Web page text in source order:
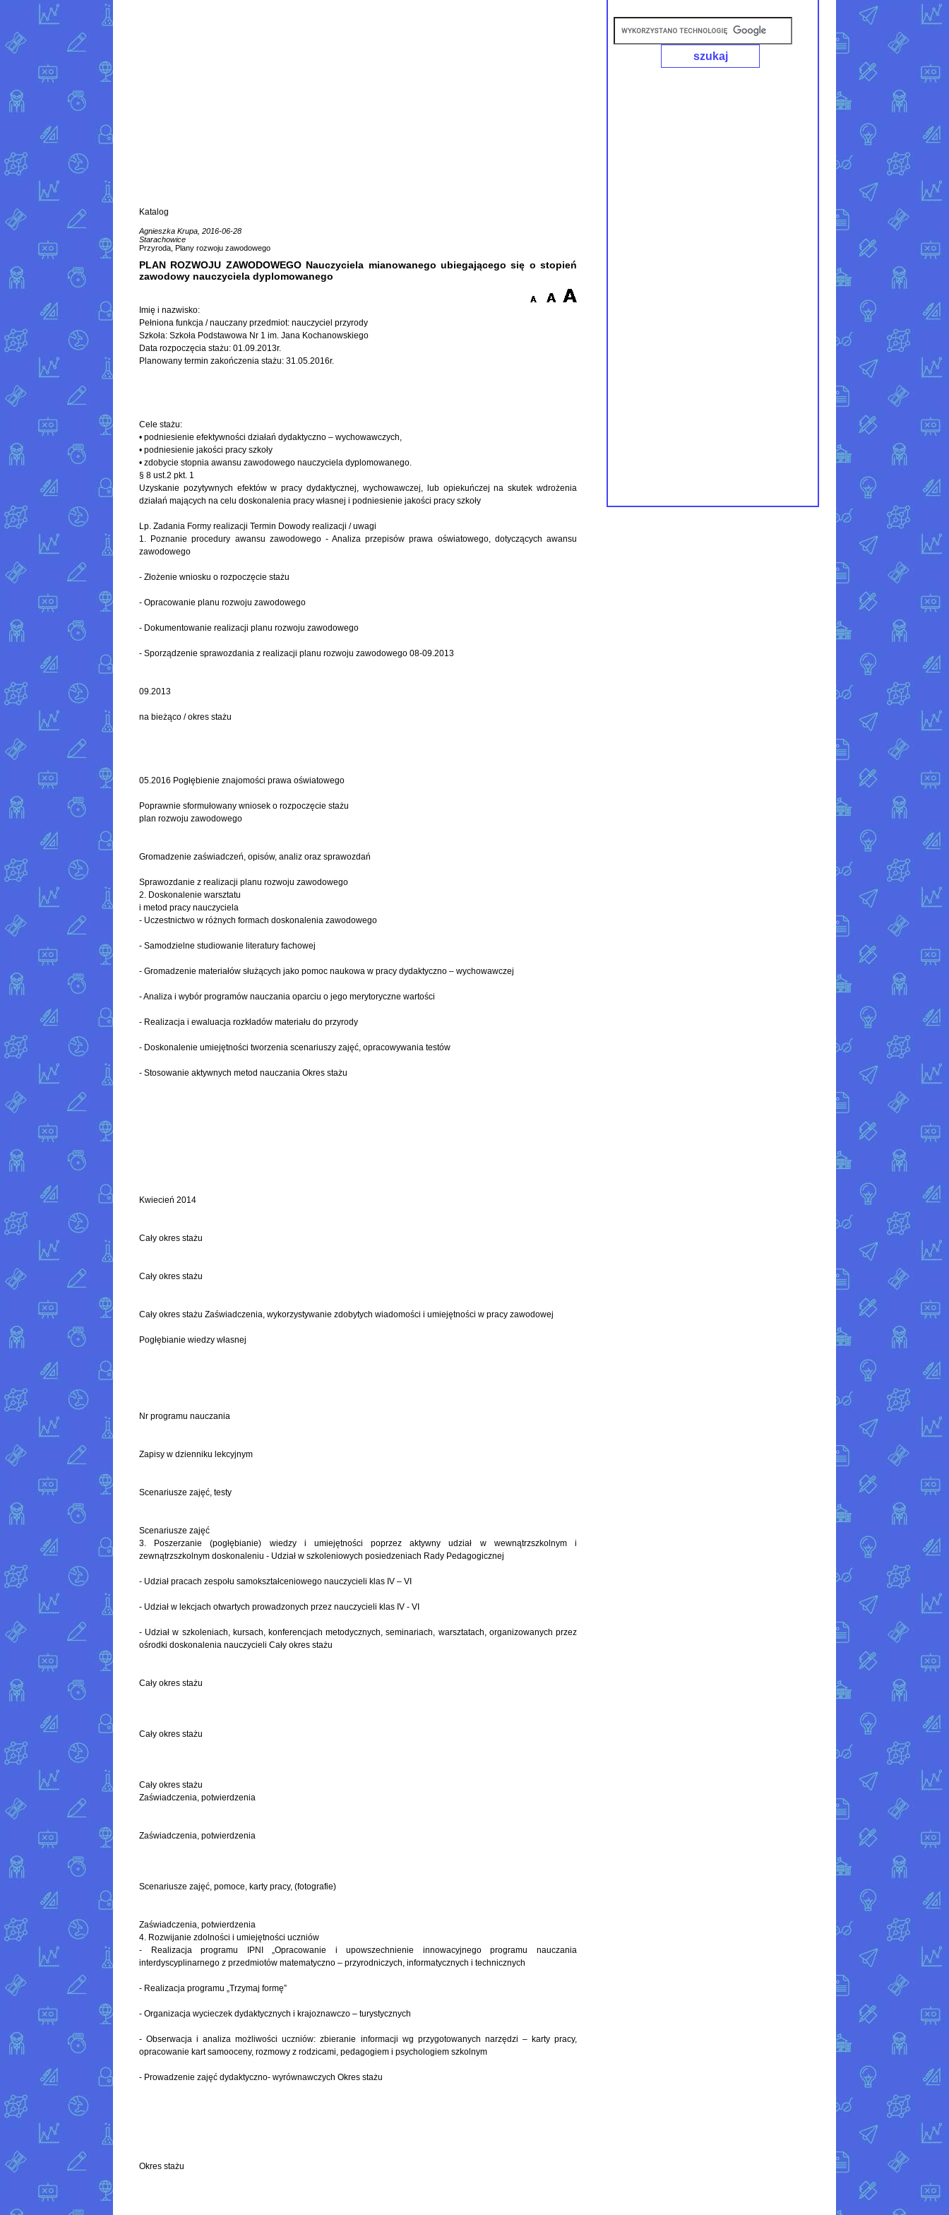
Katalog
Agnieszka Krupa, 2016-06-28
Starachowice
Przyroda, Plany rozwoju zawodowego
PLAN ROZWOJU ZAWODOWEGO Nauczyciela mianowanego ubiegającego się o stopień
zawodowy nauczyciela dyplomowanego
Imię i nazwisko:
Pełniona funkcja / nauczany przedmiot: nauczyciel przyrody
Szkoła: Szkoła Podstawowa Nr 1 im. Jana Kochanowskiego
Data rozpoczęcia stażu: 01.09.2013r.
Planowany termin zakończenia stażu: 31.05.2016r.
Cele stażu:
• podniesienie efektywności działań dydaktyczno – wychowawczych,
• podniesienie jakości pracy szkoły
• zdobycie stopnia awansu zawodowego nauczyciela dyplomowanego.
§ 8 ust.2 pkt. 1
Uzyskanie pozytywnych efektów w pracy dydaktycznej, wychowawczej, lub opiekuńczej na skutek wdrożenia
działań mających na celu doskonalenia pracy własnej i podniesienie jakości pracy szkoły
Lp. Zadania Formy realizacji Termin Dowody realizacji / uwagi
1. Poznanie procedury awansu zawodowego - Analiza przepisów prawa oświatowego, dotyczących awansu
zawodowego
- Złożenie wniosku o rozpoczęcie stażu
- Opracowanie planu rozwoju zawodowego
- Dokumentowanie realizacji planu rozwoju zawodowego
- Sporządzenie sprawozdania z realizacji planu rozwoju zawodowego 08-09.2013
09.2013
na bieżąco / okres stażu
05.2016 Pogłębienie znajomości prawa oświatowego
Poprawnie sformułowany wniosek o rozpoczęcie stażu
plan rozwoju zawodowego
Gromadzenie zaświadczeń, opisów, analiz oraz sprawozdań
Sprawozdanie z realizacji planu rozwoju zawodowego
2. Doskonalenie warsztatu
i metod pracy nauczyciela
- Uczestnictwo w różnych formach doskonalenia zawodowego
- Samodzielne studiowanie literatury fachowej
- Gromadzenie materiałów służących jako pomoc naukowa w pracy dydaktyczno – wychowawczej
- Analiza i wybór programów nauczania oparciu o jego merytoryczne wartości
- Realizacja i ewaluacja rozkładów materiału do przyrody
- Doskonalenie umiejętności tworzenia scenariuszy zajęć, opracowywania testów
- Stosowanie aktywnych metod nauczania Okres stażu
Kwiecień 2014
Cały okres stażu
Cały okres stażu
Cały okres stażu Zaświadczenia, wykorzystywanie zdobytych wiadomości i umiejętności w pracy zawodowej
Pogłębianie wiedzy własnej
Nr programu nauczania
Zapisy w dzienniku lekcyjnym
Scenariusze zajęć, testy
Scenariusze zajęć
3. Poszerzanie (pogłębianie) wiedzy i umiejętności poprzez aktywny udział w wewnątrzszkolnym i
zewnątrzszkolnym doskonaleniu - Udział w szkoleniowych posiedzeniach Rady Pedagogicznej
- Udział pracach zespołu samokształceniowego nauczycieli klas IV – VI
- Udział w lekcjach otwartych prowadzonych przez nauczycieli klas IV - VI
- Udział w szkoleniach, kursach, konferencjach metodycznych, seminariach, warsztatach, organizowanych przez
ośrodki doskonalenia nauczycieli Cały okres stażu
Cały okres stażu
Cały okres stażu
Cały okres stażu
Zaświadczenia, potwierdzenia
Zaświadczenia, potwierdzenia
Scenariusze zajęć, pomoce, karty pracy, (fotografie)
Zaświadczenia, potwierdzenia
4. Rozwijanie zdolności i umiejętności uczniów
- Realizacja programu IPNI „Opracowanie i upowszechnienie innowacyjnego programu nauczania
interdyscyplinarnego z przedmiotów matematyczno – przyrodniczych, informatycznych i technicznych
- Realizacja programu „Trzymaj formę”
- Organizacja wycieczek dydaktycznych i krajoznawczo – turystycznych
- Obserwacja i analiza możliwości uczniów: zbieranie informacji wg przygotowanych narzędzi – karty pracy,
opracowanie kart samooceny, rozmowy z rodzicami, pedagogiem i psychologiem szkolnym
- Prowadzenie zajęć dydaktyczno- wyrównawczych Okres stażu
Okres stażu